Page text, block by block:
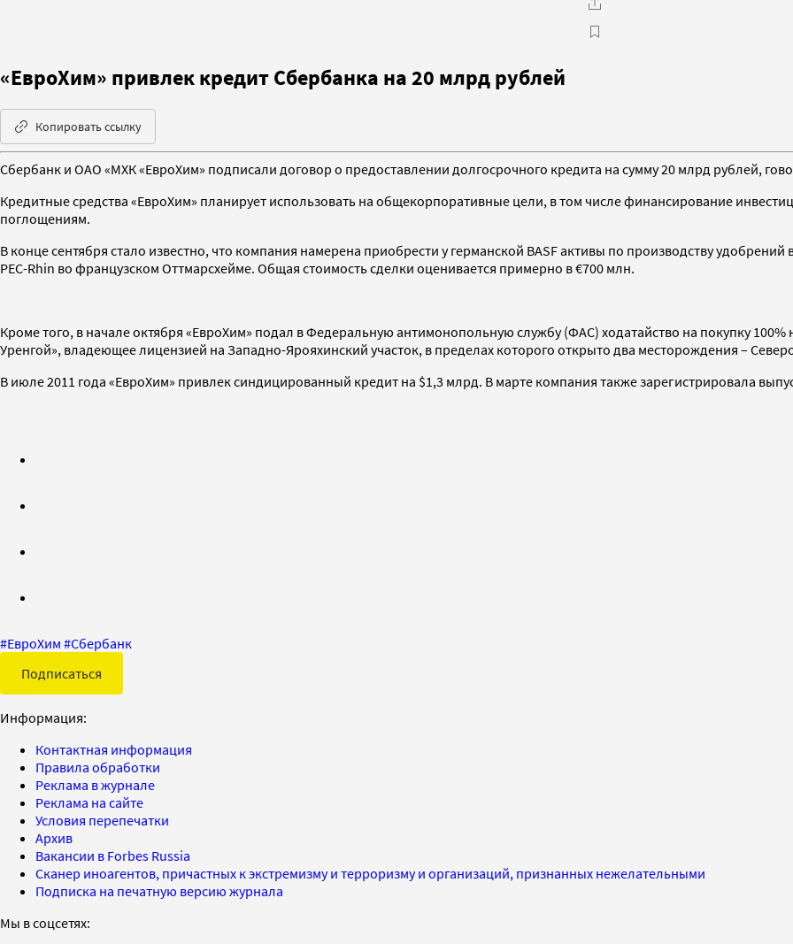
«ЕвроХим» привлек кредит Сбербанка на 20 млрд рублей
Копировать ссылку
Сбербанк и ОАО «МХК «ЕвроХим» подписали договор о предоставлении долгосрочного кредита на сумму 20 млрд рублей,
Кредитные средства «ЕвроХим» планирует использовать на общекорпоративные цели, в том числе финансирование
поглощениям.
В конце сентября стало известно, что компания намерена приобрести у германской BASF активы по производству
PEC-Rhin во французском Оттмарсхейме. Общая стоимость сделки оценивается примерно в €700 млн.
Кроме того, в начале октября «ЕвроХим» подал в Федеральную антимонопольную службу (ФАС) ходатайство на покупку
Уренгой», владеющее лицензией на Западно-Ярояхинский участок, в пределах которого открыто два месторождения –
В июле 2011 года «ЕвроХим» привлек синдицированный кредит на $1,3 млрд. В марте компания также зарегистрировала
#ЕвроХим #Сбербанк
Подписаться
Информация:
Контактная информация
Правила обработки
Реклама в журнале
Реклама на сайте
Условия перепечатки
Архив
Вакансии в Forbes Russia
Сканер иноагентов, причастных к экстремизму и терроризму и организаций, признанных нежелательными
Подписка на печатную версию журнала
Мы в соцсетях: